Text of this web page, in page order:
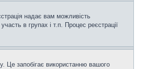
надає вам можливість
в групах і т.п. Процес реєстрації
Це запобігає використанню вашого